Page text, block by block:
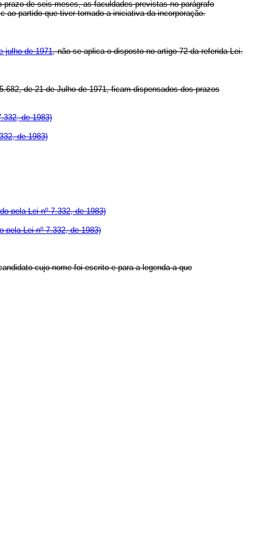
prazo de seis meses, as faculdades previstas no parágrafo
ao partido que tiver tomado a iniciativa da incorporação.
julho de 1971, não se aplica o disposto no artigo 72 da referida Lei.
de 21 de Julho de 1971, ficam dispensados dos prazos
de 1983)
de 1983)
pela Lei nº 7.332, de 1983)
pela Lei nº 7.332, de 1983)
cujo nome foi escrito e para a legenda a que